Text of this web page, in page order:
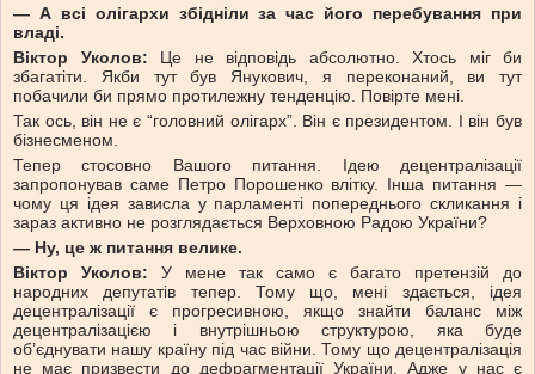
— А всі олігархи збідніли за час його перебування при
владі.
Віктор Уколов: Це не відповідь абсолютно. Хтось міг би
збагатіти. Якби тут був Янукович, я переконаний, ви тут
побачили би прямо протилежну тенденцію. Повірте мені.
Так ось, він не є “головний олігарх”. Він є президентом. І він був
бізнесменом.
Тепер стосовно Вашого питання. Ідею децентралізації
запропонував саме Петро Порошенко влітку. Інша питання —
чому ця ідея зависла у парламенті попереднього скликання і
зараз активно не розглядається Верховною Радою України?
— Ну, це ж питання велике.
Віктор Уколов: У мене так само є багато претензій до
народних депутатів тепер. Тому що, мені здається, ідея
децентралізації є прогресивною, якщо знайти баланс між
децентралізацією і внутрішньою структурою, яка буде
об’єднувати нашу країну під час війни. Тому що децентралізація
не має призвести до дефрагментації України. Адже у нас є